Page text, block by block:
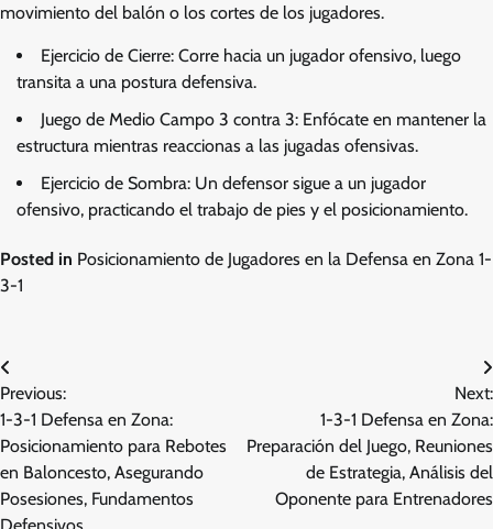
movimiento del balón o los cortes de los jugadores.
Ejercicio de Cierre: Corre hacia un jugador ofensivo, luego
transita a una postura defensiva.
Juego de Medio Campo 3 contra 3: Enfócate en mantener la
estructura mientras reaccionas a las jugadas ofensivas.
Ejercicio de Sombra: Un defensor sigue a un jugador
ofensivo, practicando el trabajo de pies y el posicionamiento.
Posted in Posicionamiento de Jugadores en la Defensa en Zona 1-
3-1
Post
navigation
Previous:
1-3-1 Defensa en Zona:
Posicionamiento para Rebotes
en Baloncesto, Asegurando
Posesiones, Fundamentos
Defensivos
Next:
1-3-1 Defensa en Zona:
Preparación del Juego, Reuniones
de Estrategia, Análisis del
Oponente para Entrenadores